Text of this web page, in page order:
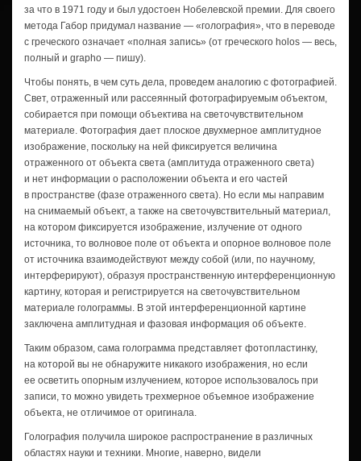
за что в 1971 году и был удостоен Нобелевской премии. Для своего
метода Габор придумал название — «голография», что в переводе
с греческого означает «полная запись» (от греческого hоlоs — весь,
полный и grapho — пишу).
Чтобы понять, в чем суть дела, проведем аналогию с фотографией.
Свет, отраженный или рассеянный фотографируемым объектом,
собирается при помощи объектива на светочувствительном
материале. Фотография дает плоское двухмерное амплитудное
изображение, поскольку на ней фиксируется величина
отраженного от объекта света (амплитуда отраженного света)
и нет информации о расположении объекта и его частей
в пространстве (фазе отраженного света). Но если мы направим
на снимаемый объект, а также на светочувствительный материал,
на котором фиксируется изображение, излучение от одного
источника, то волновое поле от объекта и опорное волновое поле
от источника взаимодействуют между собой (или, по научному,
интерферируют), образуя пространственную интерференционную
картину, которая и регистрируется на светочувствительном
материале голограммы. В этой интерференционной картине
заключена амплитудная и фазовая информация об объекте.
Таким образом, сама голограмма представляет фотопластинку,
на которой вы не обнаружите никакого изображения, но если
ее осветить опорным излучением, которое использовалось при
записи, то можно увидеть трехмерное объемное изображение
объекта, не отличимое от оригинала.
Голография получила широкое распространение в различных
областях науки и техники. Многие, наверно, видели